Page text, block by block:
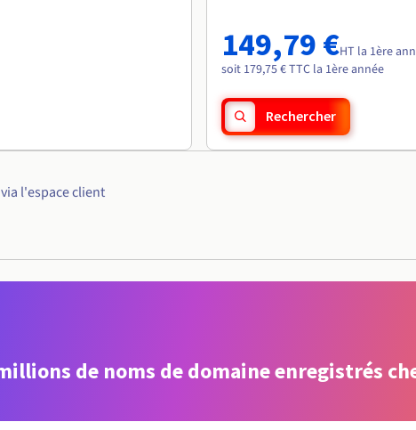
149,79 €HT la 1ère
soit 179,75 € TTC la 1ère année
Rechercher
l'espace client
de noms de domaine enregistrés